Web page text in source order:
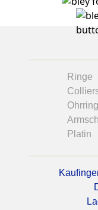
Ringe
Platin